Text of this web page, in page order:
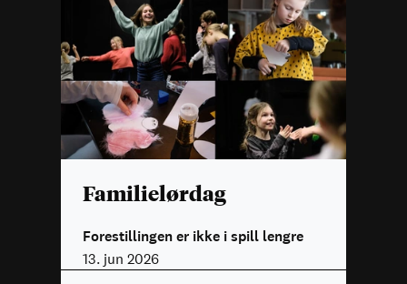
Familielørdag
Forestillingen er ikke i spill lengre
13. jun 2026